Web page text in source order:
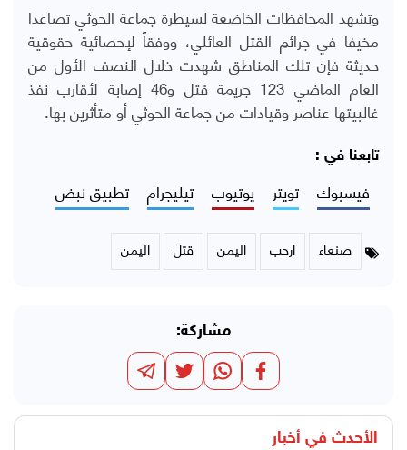
وتشهد المحافظات الخاضعة لسيطرة جماعة الحوثي تصاعدا
مخيفا في جرائم القتل العائلي، ووفقاً لإحصائية حقوقية
حديثة فإن تلك المناطق شهدت خلال النصف الأول من
العام الماضي 123 جريمة قتل و46 إصابة لأقارب نفذ
غالبيتها عناصر وقيادات من جماعة الحوثي أو متأثرين بها.
تابعنا في :
فيسبوك تويتر يوتيوب تيليجرام تطبيق نبض
صنعاء ارحب اليمن قتل اليمن
مشاركة:
الأحدث في أخبار